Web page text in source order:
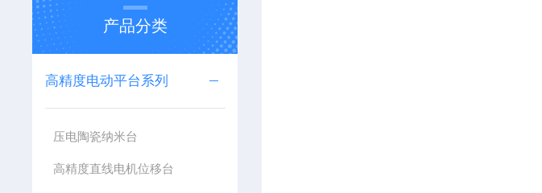
产品分类
高精度电动平台系列
压电陶瓷纳米台
高精度直线电机位移台